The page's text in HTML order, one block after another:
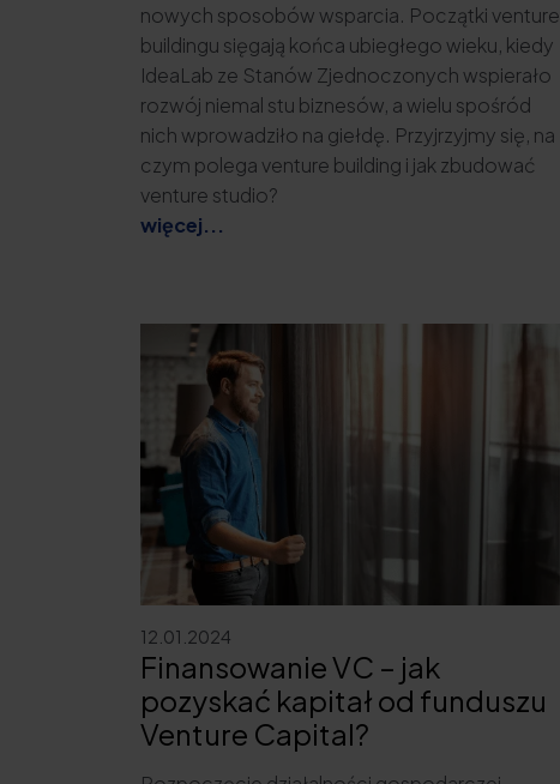
nowych sposobów wsparcia. Początki venture
buildingu sięgają końca ubiegłego wieku, kiedy
IdeaLab ze Stanów Zjednoczonych wspierało
rozwój niemal stu biznesów, a wielu spośród
nich wprowadziło na giełdę. Przyjrzyjmy się, na
czym polega venture building i jak zbudować
venture studio?
więcej...
12.01.2024
Finansowanie VC – jak
pozyskać kapitał od funduszu
Venture Capital?